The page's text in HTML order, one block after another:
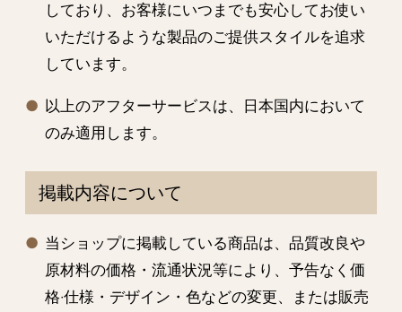
しており、お客様にいつまでも安心してお使い
いただけるような製品のご提供スタイルを追求
しています。
以上のアフターサービスは、日本国内において
のみ適用します。
掲載内容について
当ショップに掲載している商品は、品質改良や
原材料の価格・流通状況等により、予告なく価
格·仕様・デザイン・色などの変更、または販売